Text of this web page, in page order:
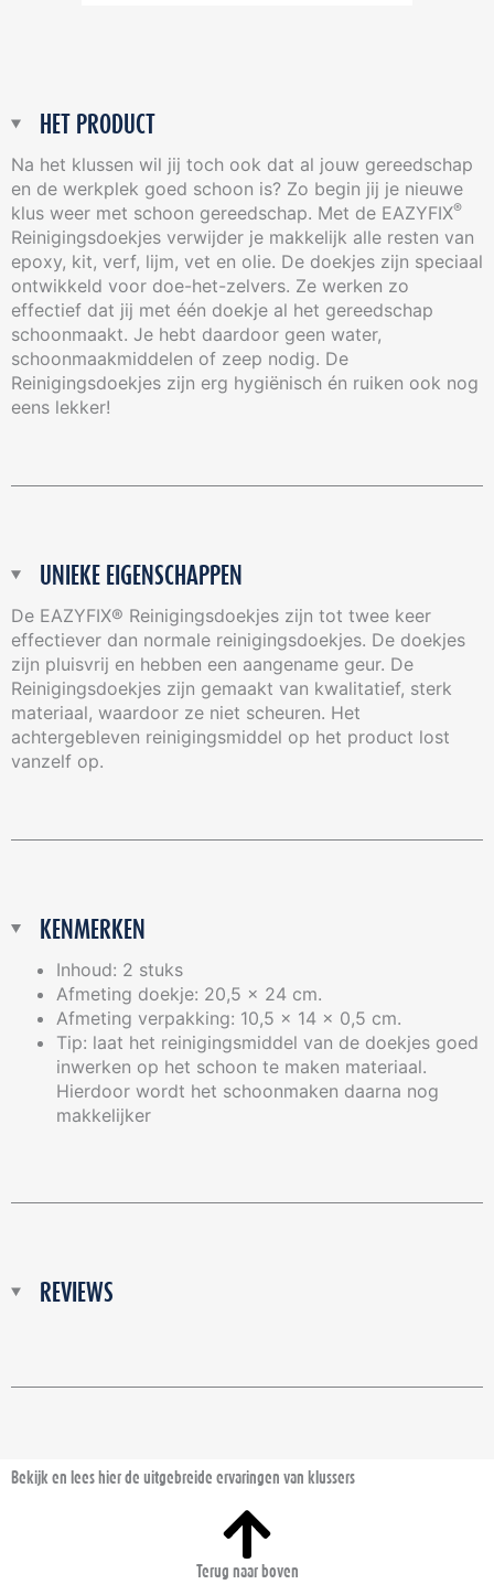
HET PRODUCT
Na het klussen wil jij toch ook dat al jouw gereedschap
en de werkplek goed schoon is? Zo begin jij je nieuwe
klus weer met schoon gereedschap. Met de EAZYFIX®
Reinigingsdoekjes verwijder je makkelijk alle resten van
epoxy, kit, verf, lijm, vet en olie. De doekjes zijn speciaal
ontwikkeld voor doe-het-zelvers. Ze werken zo
effectief dat jij met één doekje al het gereedschap
schoonmaakt. Je hebt daardoor geen water,
schoonmaakmiddelen of zeep nodig. De
Reinigingsdoekjes zijn erg hygiënisch én ruiken ook nog
eens lekker!
UNIEKE EIGENSCHAPPEN
De EAZYFIX® Reinigingsdoekjes zijn tot twee keer
effectiever dan normale reinigingsdoekjes. De doekjes
zijn pluisvrij en hebben een aangename geur. De
Reinigingsdoekjes zijn gemaakt van kwalitatief, sterk
materiaal, waardoor ze niet scheuren. Het
achtergebleven reinigingsmiddel op het product lost
vanzelf op.
KENMERKEN
Inhoud: 2 stuks
Afmeting doekje: 20,5 x 24 cm.
Afmeting verpakking: 10,5 x 14 x 0,5 cm.
Tip: laat het reinigingsmiddel van de doekjes goed
inwerken op het schoon te maken materiaal.
Hierdoor wordt het schoonmaken daarna nog
makkelijker
REVIEWS
Bekijk en lees hier de uitgebreide ervaringen van klussers
Terug naar boven